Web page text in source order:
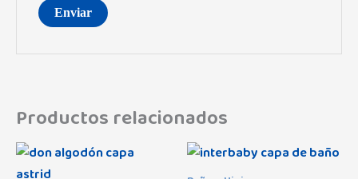
Productos relacionados